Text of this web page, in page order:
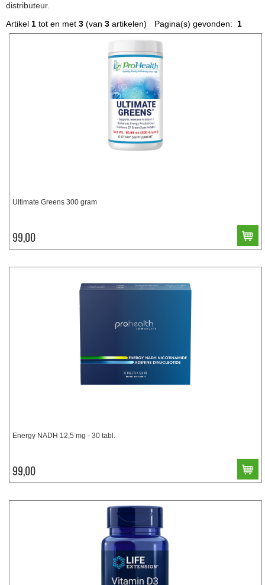
distributeur.
Pagina(s) gevonden: 1
Artikel 1 tot en met 3 (van 3 artikelen)
Ultimate Greens 300 gram
99,00
Energy NADH 12,5 mg - 30 tabl.
99,00